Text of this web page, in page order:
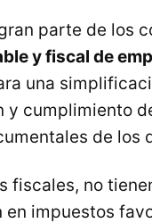
parte de los
y fiscal de
una
y cumplimiento
de los
fiscales, no
impuestos